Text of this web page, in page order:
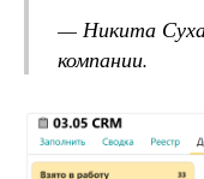
— Никита
компании.